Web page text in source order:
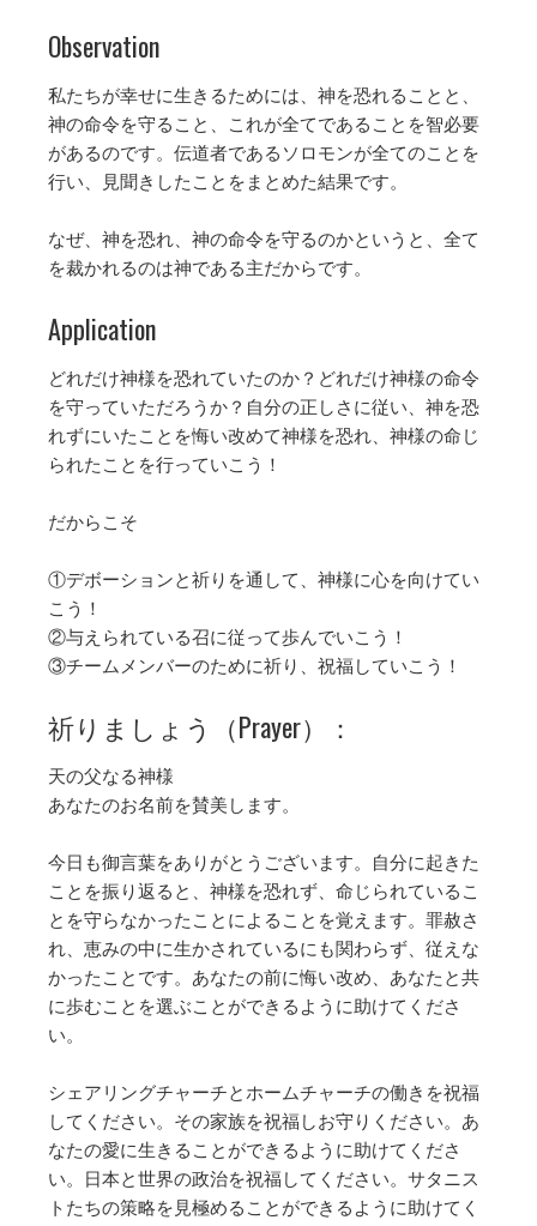
Observation
私たちが幸せに生きるためには、神を恐れることと、
神の命令を守ること、これが全てであることを智必要
があるのです。伝道者であるソロモンが全てのことを
行い、見聞きしたことをまとめた結果です。
なぜ、神を恐れ、神の命令を守るのかというと、全て
を裁かれるのは神である主だからです。
Application
どれだけ神様を恐れていたのか？どれだけ神様の命令
を守っていただろうか？自分の正しさに従い、神を恐
れずにいたことを悔い改めて神様を恐れ、神様の命じ
られたことを行っていこう！
だからこそ
①デボーションと祈りを通して、神様に心を向けてい
こう！
②与えられている召に従って歩んでいこう！
③チームメンバーのために祈り、祝福していこう！
祈りましょう（Prayer）：
天の父なる神様
あなたのお名前を賛美します。
今日も御言葉をありがとうございます。自分に起きた
ことを振り返ると、神様を恐れず、命じられているこ
とを守らなかったことによることを覚えます。罪赦さ
れ、恵みの中に生かされているにも関わらず、従えな
かったことです。あなたの前に悔い改め、あなたと共
に歩むことを選ぶことができるように助けてくださ
い。
シェアリングチャーチとホームチャーチの働きを祝福
してください。その家族を祝福しお守りください。あ
なたの愛に生きることができるように助けてくださ
い。日本と世界の政治を祝福してください。サタニス
トたちの策略を見極めることができるように助けてく